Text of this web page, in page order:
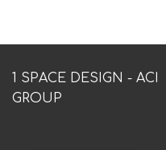
1 SPACE DESIGN - ACI
GROUP